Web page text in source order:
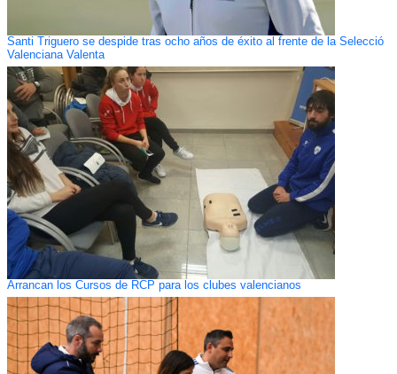
Santi Triguero se despide tras ocho años de éxito al frente de la Selecció
Valenciana Valenta
Arrancan los Cursos de RCP para los clubes valencianos